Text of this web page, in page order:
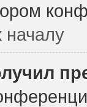
началу